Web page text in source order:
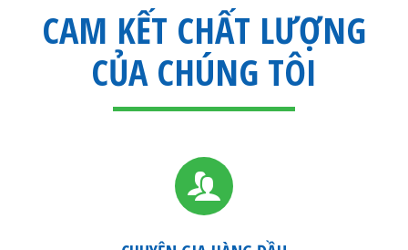
CAM KẾT CHẤT LƯỢNG
CỦA CHÚNG TÔI